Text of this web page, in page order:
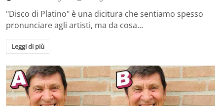
"Disco di Platino" è una dicitura che sentiamo spesso
pronunciare agli artisti, ma da cosa…
Leggi di più